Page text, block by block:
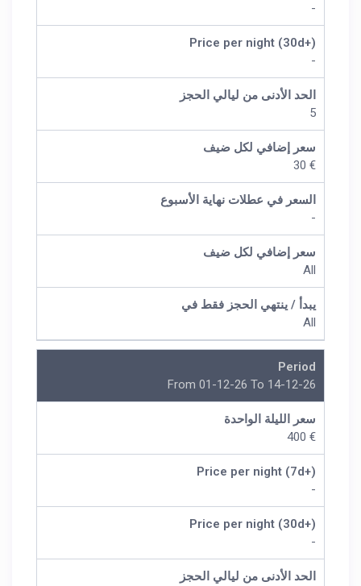
-
Price per night (30d+)
-
الحد الأدنى من ليالي الحجز
5
سعر إضافي لكل ضيف
€ 30
السعر في عطلات نهاية الأسبوع
-
سعر إضافي لكل ضيف
All
يبدأ / ينتهي الحجز فقط في
All
Period
From 01-12-26 To 14-12-26
سعر الليلة الواحدة
€ 400
Price per night (7d+)
-
Price per night (30d+)
-
الحد الأدنى من ليالي الحجز